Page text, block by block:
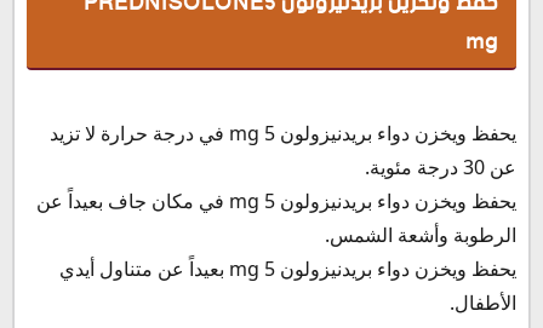
mg
يحفظ ويخزن دواء بريدنيزولون 5 mg في درجة حرارة لا تزيد
عن 30 درجة مئوية.
يحفظ ويخزن دواء بريدنيزولون 5 mg في مكان جاف بعيداً عن
الرطوبة وأشعة الشمس.
يحفظ ويخزن دواء بريدنيزولون 5 mg بعيداً عن متناول أيدي
الأطفال.